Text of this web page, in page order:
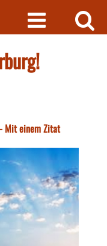
Mit einem Zitat